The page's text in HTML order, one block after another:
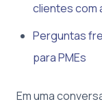
clientes com
Perguntas
para PMEs
Em uma